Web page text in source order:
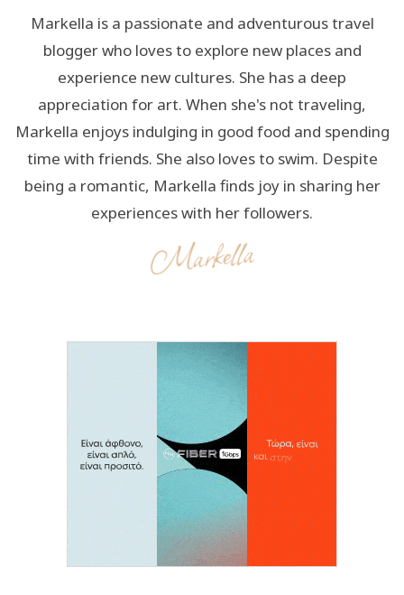
Markella is a passionate and adventurous travel
blogger who loves to explore new places and
experience new cultures. She has a deep
appreciation for art. When she's not traveling,
Markella enjoys indulging in good food and spending
time with friends. She also loves to swim. Despite
being a romantic, Markella finds joy in sharing her
experiences with her followers.